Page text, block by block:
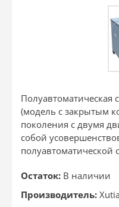
Полуавтоматическая
(модель с закрытым
поколения с двумя
собой
Остаток: В наличии
Производитель: